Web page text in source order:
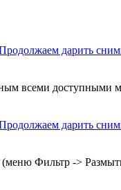
всеми доступными
Фильтр ->